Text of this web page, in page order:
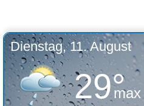
Dienstag, 11. August
29°
max